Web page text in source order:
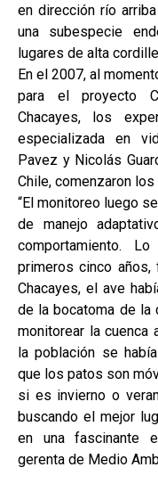
en dirección río
una subespecie
lugares de alta
En el 2007, al
para el proyecto
Chacayes, los
especializada en
Pavez y Nicolás
Chile, comenzaron
“El monitoreo luego
de manejo
comportamiento.
primeros cinco
Chacayes, el ave
de la bocatoma de la
monitorear la cuenca
la población se
que los patos son
si es invierno o
buscando el mejor
en una fascinante
gerenta de Medio